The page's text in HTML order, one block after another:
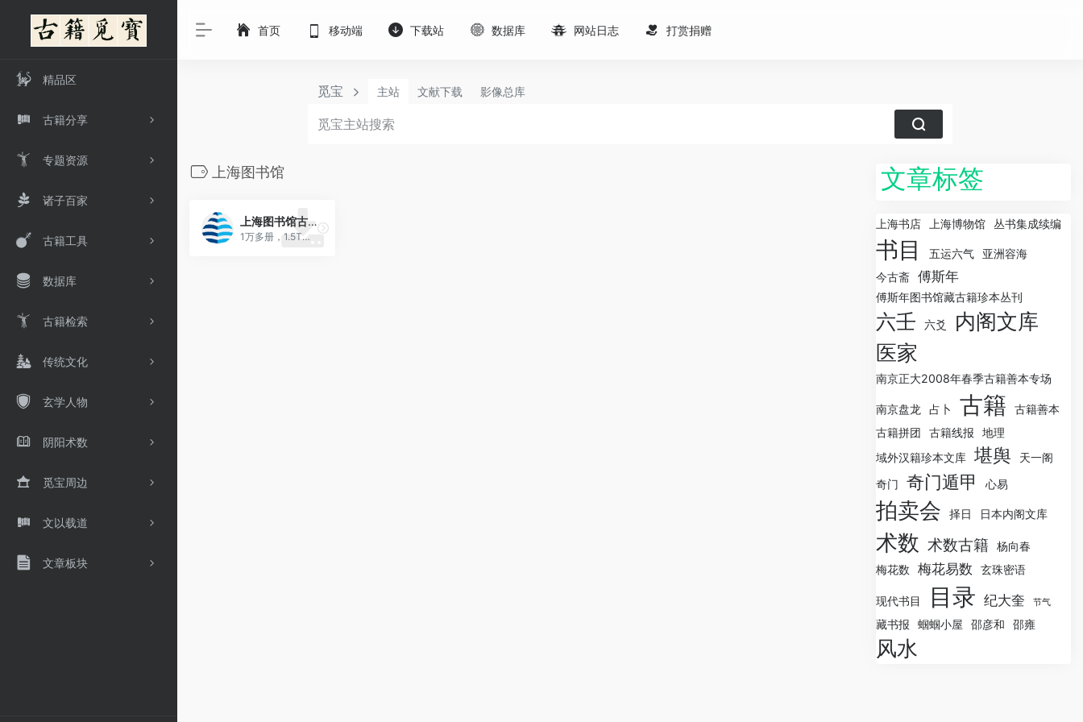
精品区
古籍分享
专题资源
诸子百家
古籍工具
数据库
古籍检索
传统文化
玄学人物
阴阳术数
觅宝周边
文以载道
文章板块
首页 移动端 下载站 数据库 网站日志 打赏捐赠
觅宝 主站 文献下载 影像总库
上海图书馆
上海图书馆古籍
1万多册，1.5T左右，众多术数古籍
文章标签
上海书店 上海博物馆 丛书集成续编
书目 五运六气
亚洲容海
今古斋 傅斯年
傅斯年图书馆藏古籍珍本丛刊
六壬 六爻
内阁文库
医家
南京正大2008年春季古籍善本专场
南京盘龙 占卜 古籍
古籍善本
古籍拼团
古籍线报
地理
域外汉籍珍本文库 堪舆
天一阁
奇门
奇门遁甲 心易
拍卖会 择日 日本内阁文库
术数 术数古籍
杨向春
梅花数
梅花易数 玄珠密语
现代书目 目录 纪大奎 节气
藏书报 蝈蝈小屋 邵彦和 邵雍
风水